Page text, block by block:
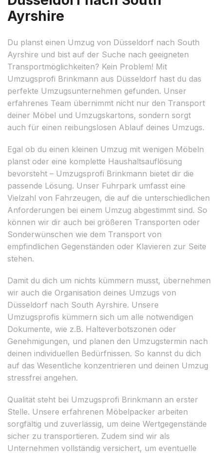
Ayrshire
Du planst einen Umzug von Düsseldorf nach South
Ayrshire und bist auf der Suche nach geeigneten
Transportmöglichkeiten? Kein Problem! Mit
Umzugsprofi Brinkmann aus Düsseldorf hast du das
perfekte Umzugsunternehmen gefunden. Unser
erfahrenes Team übernimmt nicht nur den Transport
deiner Möbel und Umzugskartons, sondern sorgt
auch für einen reibungslosen Ablauf deines Umzugs.
Egal ob du einen kleinen Umzug mit wenigen Möbeln
planst oder eine komplette Haushaltsauflösung
bevorsteht – Umzugsprofi Brinkmann bietet dir die
passende Lösung. Unser Fuhrpark umfasst eine
Vielzahl von Fahrzeugen, die auf die unterschiedlichen
Anforderungen bei einem Umzug abgestimmt sind. So
können wir dir auch bei größeren Transporten oder
Sonderwünschen wie dem Transport von
empfindlichen Gegenständen oder Klavieren zur Seite
stehen.
Damit du dich um nichts kümmern musst, übernehmen
wir auch die Organisation deines Umzugs von
Düsseldorf nach South Ayrshire. Unsere
Umzugsprofis kümmern sich um alle notwendigen
Dokumente, wie z.B. Halteverbotszonen oder
Genehmigungen, und planen den Umzugstermin nach
deinen individuellen Bedürfnissen. So kannst du dich
auf das Wesentliche konzentrieren und deinen Umzug
stressfrei angehen.
Qualität steht bei Umzugsprofi Brinkmann an erster
Stelle. Unsere erfahrenen Möbelpacker arbeiten
sorgfältig und zuverlässig, um deine Wertgegenstände
sicher zu transportieren. Zudem sind wir als
Unternehmen vollständig versichert, um eventuelle